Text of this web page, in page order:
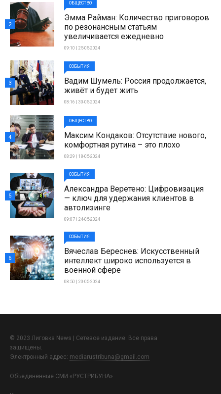
ОБЩЕСТВО
Эмма Райман: Количество приговоров
по резонансным статьям
увеличивается ежедневно
09:10 | 25-05-2024
2
СОБЫТИЯ
Вадим Шумель: Россия продолжается,
живёт и будет жить
08:16 | 30-05-2024
3
ОБЩЕСТВО
Максим Кондаков: Отсутствие нового,
комфортная рутина – это плохо
08:29 | 18-05-2024
4
СОБЫТИЯ
Александра Веретено: Цифровизация
— ключ для удержания клиентов в
автолизинге
09:07 | 24-05-2024
5
СОБЫТИЯ
Вячеслав Береснев: Искусственный
интеллект широко используется в
военной сфере
08:50 | 20-05-2024
6
© 2023 Лиговка News | Сетевое издание. Все права
защищены.
Электронный адрес: mediarustribuna@gmail.com
Объединенные СМИ «РУСТРИБУНА»